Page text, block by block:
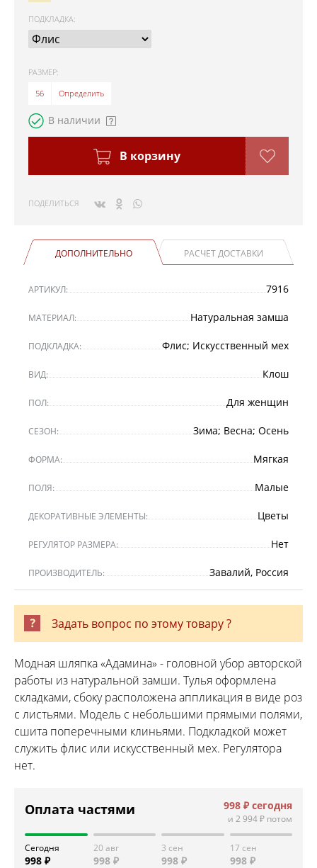
ПОДКЛАДКА:
РАЗМЕР:
56
Определить
В наличии
В корзину
ПОДЕЛИТЬСЯ
ДОПОЛНИТЕЛЬНО РАСЧЕТ ДОСТАВКИ
АРТИКУЛ: 7916
МАТЕРИАЛ: Натуральная замша
ПОДКЛАДКА: Флис; Искусственный мех
ВИД: Клош
ПОЛ: Для женщин
СЕЗОН: Зима; Весна; Осень
ФОРМА: Мягкая
ПОЛЯ: Малые
ДЕКОРАТИВНЫЕ ЭЛЕМЕНТЫ: Цветы
РЕГУЛЯТОР РАЗМЕРА: Нет
ПРОИЗВОДИТЕЛЬ: Завалий, Россия
Задать вопрос по этому товару ?
Модная шляпка «Адамина» - головной убор авторской
работы из натуральной замши. Тулья оформлена
складками, сбоку расположена аппликация в виде роз
с листьями. Модель с небольшими прямыми полями,
сшита поперечными клиньями. Подкладкой может
служить флис или искусственный мех. Регулятора
нет.
Оплата частями 998 ₽ сегодня
и 2 994 ₽ потом
Сегодня
998 ₽
20 авг
998 ₽
3 сен
998 ₽
17 сен
998 ₽